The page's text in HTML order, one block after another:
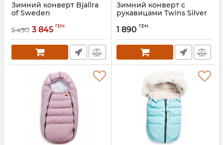
Зимний конверт Bjallra
of Sweden
5 490 3 845 грн.
Зимний конверт с
рукавицами Twins Silver
1 890 грн.